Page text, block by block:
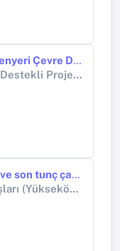
Dara Antik Kenti Örenyeri Çevre Düzenlemesi Projesi (MK 014701-2019)
Kalkınma Bakanlığı Destekli Proje (Kalkınma Bakanlığı)
Ağrı-Iğdır illeri orta ve son tunç çağı aras boyalıları kültürü kale, nekropol, yerleşim yeri ve çanak çömlekleri yüzey araştırması
Diğer Kamu Kuruluşları (Yükseköğretim Kurumları Hariç) (Diğer kamu kuruluşları (Yükseköğretim Kurumları hariç))